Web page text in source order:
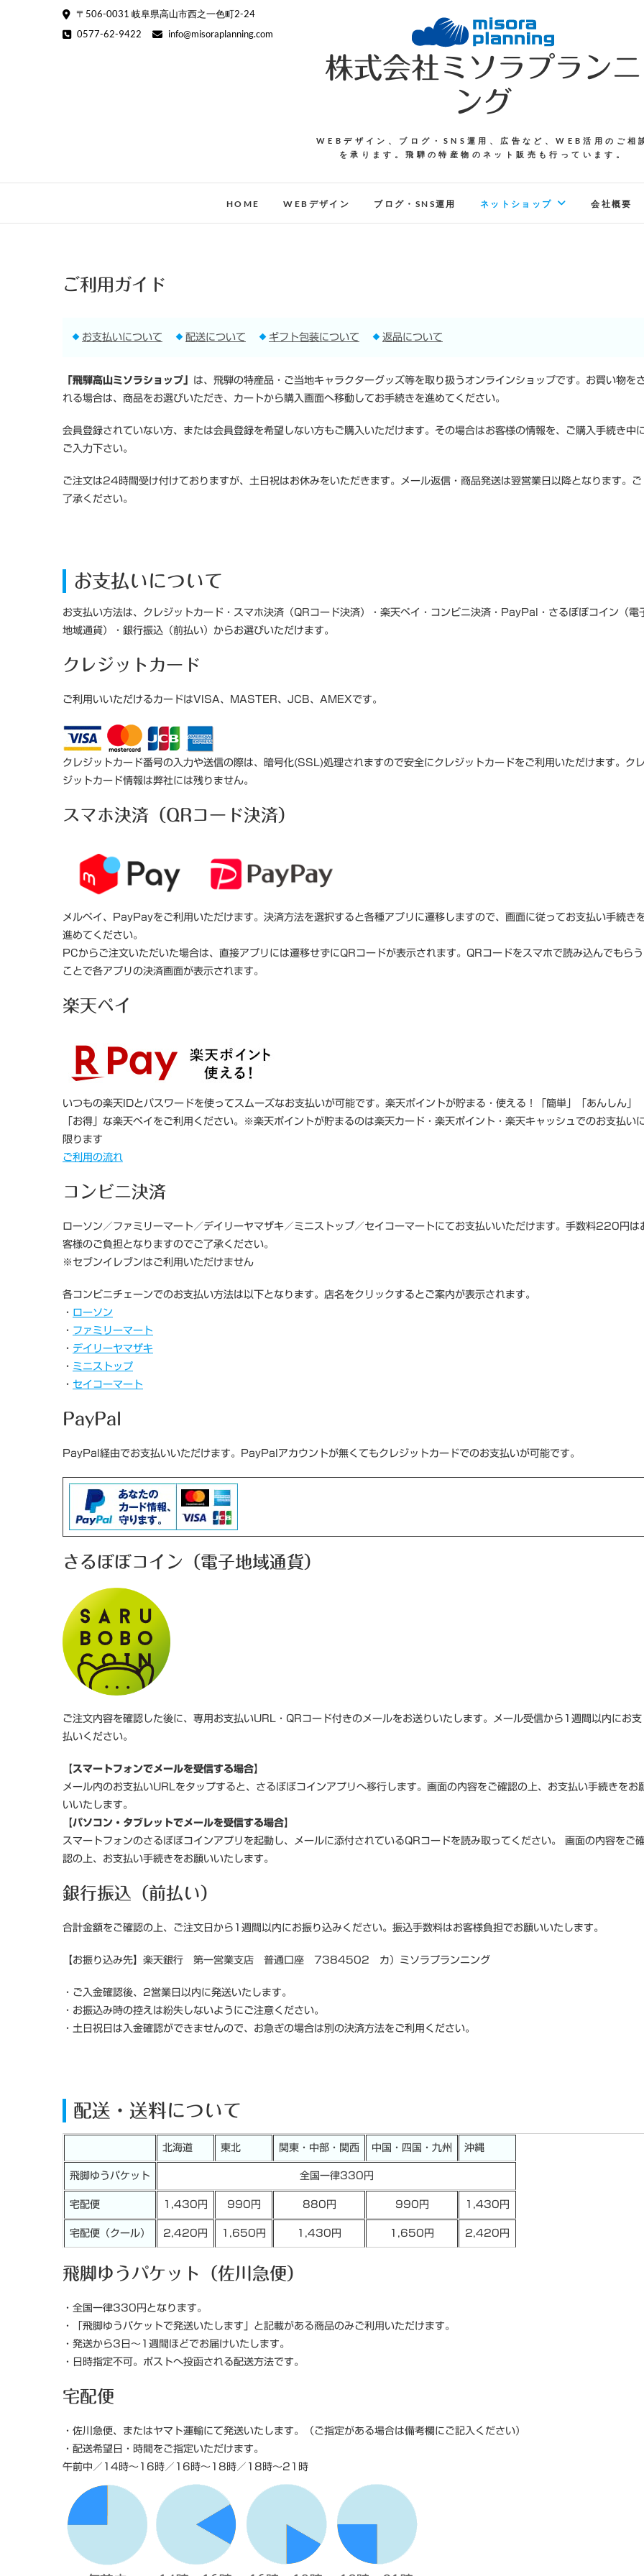
〒506-0031 岐阜県高山市西之一色町2-24
0577-62-9422
info@misoraplanning.com
株式会社ミソラプランニ
ング
WEBデザイン、ブログ・SNS運用、広告など、WEB活用のご相
を承ります。飛騨の特産物のネット販売も行っています。
HOME WEBデザイン ブログ・SNS運用 ネットショップ 会社概要
ご利用ガイド
お支払いについて 配送について ギフト包装について 返品について
「飛騨高山ミソラショップ」 は、飛騨の特産品・ご当地キャラクターグッズ等を取り扱うオンラインショップです。お買い物を
れる場合は、商品をお選びいただき、カートから購入画面へ移動してお手続きを進めてください。
会員登録されていない方、または会員登録を希望しない方もご購入いただけます。その場合はお客様の情報を、ご購入手続き中
ご入力下さい。
ご注文は24時間受け付けておりますが、土日祝はお休みをいただきます。メール返信・商品発送は翌営業日以降となります。ご
了承ください。
お支払いについて
お支払い方法は、クレジットカード・スマホ決済（QRコード決済）・楽天ペイ・コンビニ決済・PayPal・さるぼぼコイン（電
地域通貨）・銀行振込（前払い）からお選びいただけます。
クレジットカード
ご利用いいただけるカードはVISA、MASTER、JCB、AMEXです。
クレジットカード番号の入力や送信の際は、暗号化(SSL)処理されますので安全にクレジットカードをご利用いただけます。ク
ジットカード情報は弊社には残りません。
スマホ決済（QRコード決済）
メルペイ、PayPayをご利用いただけます。決済方法を選択すると各種アプリに遷移しますので、画面に従ってお支払い手続き
進めてください。
PCからご注文いただいた場合は、直接アプリには遷移せずにQRコードが表示されます。QRコードをスマホで読み込んでもらう
ことで各アプリの決済画面が表示されます。
楽天ペイ
いつもの楽天IDとパスワードを使ってスムーズなお支払いが可能です。楽天ポイントが貯まる・使える！「簡単」「あんしん」
「お得」な楽天ペイをご利用ください。※楽天ポイントが貯まるのは楽天カード・楽天ポイント・楽天キャッシュでのお支払い
限ります
ご利用の流れ
コンビニ決済
ローソン／ファミリーマート／デイリーヤマザキ／ミニストップ／セイコーマートにてお支払いいただけます。手数料220円は
客様のご負担となりますのでご了承ください。
※セブンイレブンはご利用いただけません
各コンビニチェーンでのお支払い方法は以下となります。店名をクリックするとご案内が表示されます。
・ ローソン
・ ファミリーマート
・ デイリーヤマザキ
・ ミニストップ
・ セイコーマート
PayPal
PayPal経由でお支払いいただけます。PayPalアカウントが無くてもクレジットカードでのお支払いが可能です。
さるぼぼコイン（電子地域通貨）
ご注文内容を確認した後に、専用お支払いURL・QRコード付きのメールをお送りいたします。メール受信から1週間以内にお支
払いください。
【スマートフォンでメールを受信する場合】
メール内のお支払いURLをタップすると、さるぼぼコインアプリへ移行します。画面の内容をご確認の上、お支払い手続きをお
いいたします。
【パソコン・タブレットでメールを受信する場合】
スマートフォンのさるぼぼコインアプリを起動し、メールに添付されているQRコードを読み取ってください。 画面の内容をご
認の上、お支払い手続きをお願いいたします。
銀行振込（前払い）
合計金額をご確認の上、ご注文日から1週間以内にお振り込みください。振込手数料はお客様負担でお願いいたします。
【お振り込み先】楽天銀行 第一営業支店 普通口座 7384502 カ）ミソラプランニング
・ご入金確認後、2営業日以内に発送いたします。
・お振込み時の控えは紛失しないようにご注意ください。
・土日祝日は入金確認ができませんので、お急ぎの場合は別の決済方法をご利用ください。
配送・送料について
北海道 東北 関東・中部・関西 中国・四国・九州 沖縄
飛脚ゆうパケット 全国一律330円
宅配便 1,430円 990円 880円 990円 1,430円
宅配便（クール） 2,420円 1,650円 1,430円 1,650円 2,420円
飛脚ゆうパケット（佐川急便）
・全国一律330円となります。
・「飛脚ゆうパケットで発送いたします」と記載がある商品のみご利用いただけます。
・発送から3日～1週間ほどでお届けいたします。
・日時指定不可。ポストへ投函される配送方法です。
宅配便
・佐川急便、またはヤマト運輸にて発送いたします。（ご指定がある場合は備考欄にご記入ください）
・配送希望日・時間をご指定いただけます。
午前中／14時～16時／16時～18時／18時～21時